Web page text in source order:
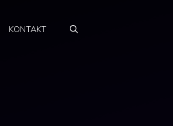
KONTAKT